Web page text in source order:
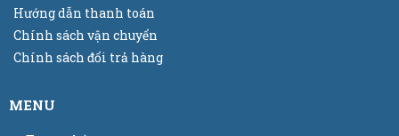
Hướng dẫn thanh toán
Chính sách vận chuyển
Chính sách đổi trả hàng
MENU